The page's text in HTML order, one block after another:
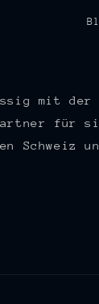
mit der
für
Schweiz